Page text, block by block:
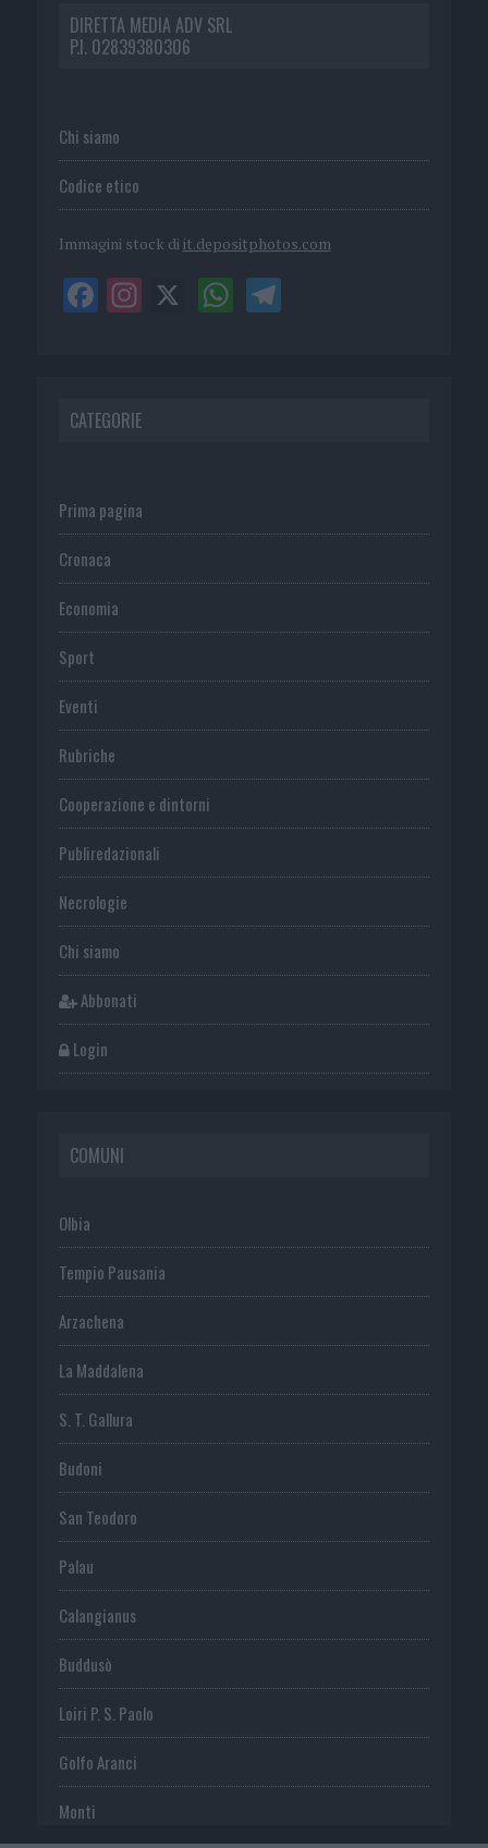
DIRETTA MEDIA ADV SRL
P.I. 02839380306
Chi siamo
Codice etico
Immagini stock di it.depositphotos.com
CATEGORIE
Prima pagina
Cronaca
Economia
Sport
Eventi
Rubriche
Cooperazione e dintorni
Publiredazionali
Necrologie
Chi siamo
Abbonati
Login
COMUNI
Olbia
Tempio Pausania
Arzachena
La Maddalena
S. T. Gallura
Budoni
San Teodoro
Palau
Calangianus
Buddusò
Loiri P. S. Paolo
Golfo Aranci
Monti